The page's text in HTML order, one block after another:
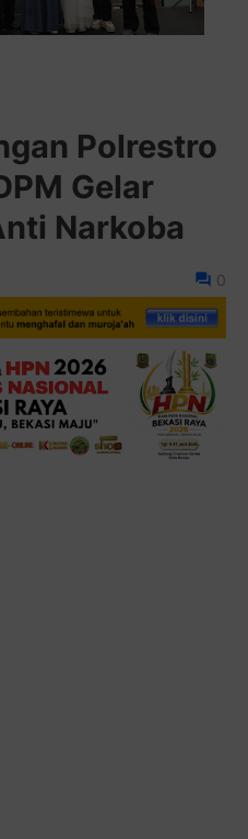
Polrestro
Gelar
Narkoba
0